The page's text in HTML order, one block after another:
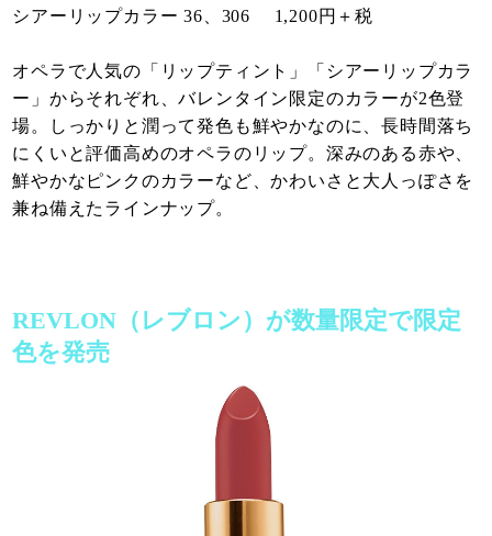
シアーリップカラー 36、306 1,200円＋税
オペラで人気の「リップティント」「シアーリップカラ
ー」からそれぞれ、バレンタイン限定のカラーが2色登
場。しっかりと潤って発色も鮮やかなのに、長時間落ち
にくいと評価高めのオペラのリップ。深みのある赤や、
鮮やかなピンクのカラーなど、かわいさと大人っぽさを
兼ね備えたラインナップ。
REVLON（レブロン）が数量限定で限定
色を発売